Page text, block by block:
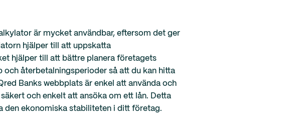
är mycket användbar, eftersom det ger
hjälper till att uppskatta
hjälper till att bättre planera företagets
återbetalningsperioder så att du kan hitta
Banks webbplats är enkel att använda och
och enkelt att ansöka om ett lån. Detta
den ekonomiska stabiliteten i ditt företag.